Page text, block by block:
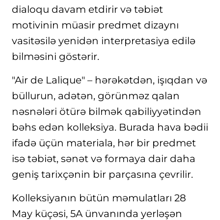
dialoqu davam etdirir və təbiət
motivinin müasir predmet dizaynı
vasitəsilə yenidən interpretasiya edilə
bilməsini göstərir.
"Air de Lalique" – hərəkətdən, işıqdan və
büllurun, adətən, görünməz qalan
nəsnələri ötürə bilmək qabiliyyətindən
bəhs edən kolleksiya. Burada hava bədii
ifadə üçün materiala, hər bir predmet
isə təbiət, sənət və formaya dair daha
geniş tarixçənin bir parçasına çevrilir.
Kolleksiyanın bütün məmulatları 28
May küçəsi, 5A ünvanında yerləşən